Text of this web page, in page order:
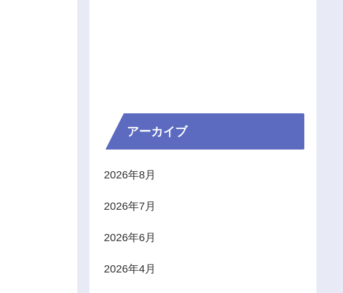
アーカイブ
2026年8月
2026年7月
2026年6月
2026年4月